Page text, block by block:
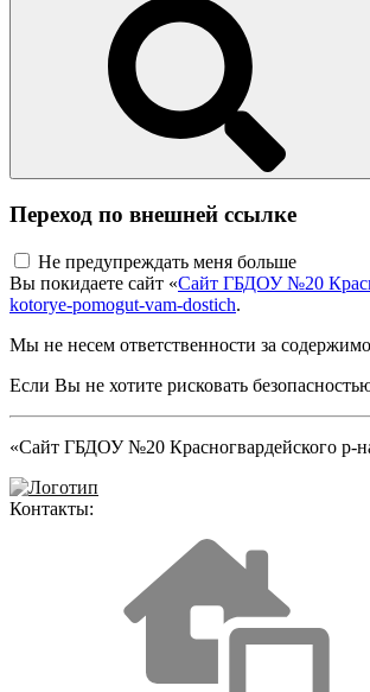
Переход по внешней ссылке
Не предупреждать меня больше
Вы покидаете сайт «Сайт ГБДОУ №20
kotorye-pomogut-vam-dostich.
Мы не несем ответственности за
Если Вы не хотите рисковать
«Сайт ГБДОУ №20 Красногвардейского р-
Контакты: